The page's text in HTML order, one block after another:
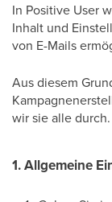
In Positive User
Inhalt und
von E-Mails
Aus diesem
wir sie alle durch.
1. Allgemeine